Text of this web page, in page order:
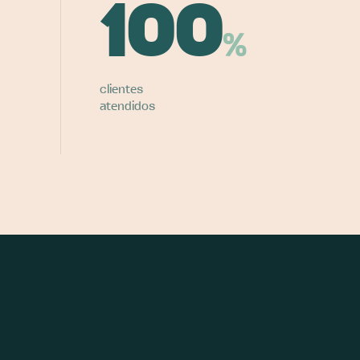
100%
clientes
atendidos